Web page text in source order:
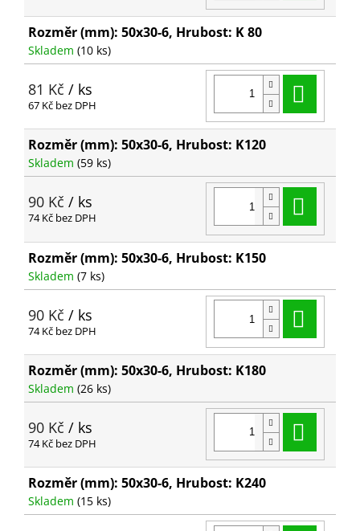
Rozměr (mm): 50x30-6, Hrubost: K 80
Skladem (10 ks)
81 Kč / ks
67 Kč bez DPH
Rozměr (mm): 50x30-6, Hrubost: K120
Skladem (59 ks)
90 Kč / ks
74 Kč bez DPH
Rozměr (mm): 50x30-6, Hrubost: K150
Skladem (7 ks)
90 Kč / ks
74 Kč bez DPH
Rozměr (mm): 50x30-6, Hrubost: K180
Skladem (26 ks)
90 Kč / ks
74 Kč bez DPH
Rozměr (mm): 50x30-6, Hrubost: K240
Skladem (15 ks)